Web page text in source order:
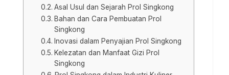
Asal Usul dan Sejarah Prol Singkong
Bahan dan Cara Pembuatan Prol
Singkong
Inovasi dalam Penyajian Prol Singkong
Kelezatan dan Manfaat Gizi Prol
Singkong